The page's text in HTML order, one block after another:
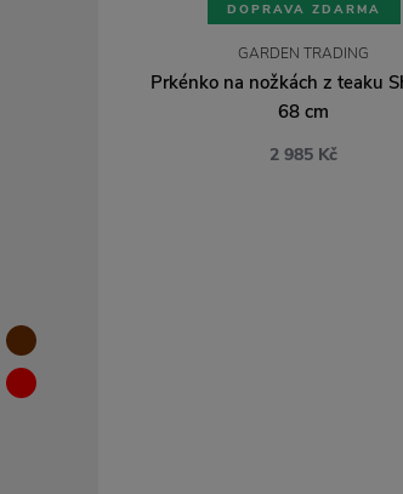
DOPRAVA ZDARMA
GARDEN TRADING
Prkénko na nožkách z teaku
68 cm
2 985 Kč